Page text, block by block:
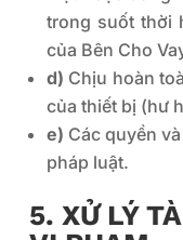
trong suốt thời
của Bên Cho
d) Chịu hoàn
của thiết bị (hư
e) Các quyền
pháp luật.
5. XỬ LÝ